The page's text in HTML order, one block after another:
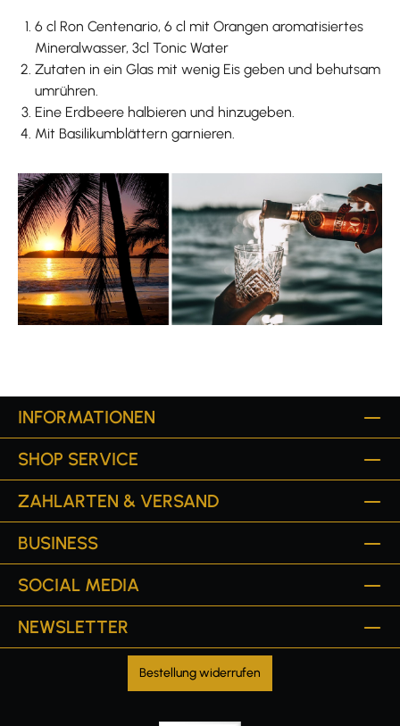
6 cl Ron Centenario, 6 cl mit Orangen aromatisiertes
Mineralwasser, 3cl Tonic Water
Zutaten in ein Glas mit wenig Eis geben und behutsam
umrühren.
Eine Erdbeere halbieren und hinzugeben.
Mit Basilikumblättern garnieren.
INFORMATIONEN
SHOP SERVICE
ZAHLARTEN & VERSAND
BUSINESS
SOCIAL MEDIA
NEWSLETTER
Bestellung widerrufen